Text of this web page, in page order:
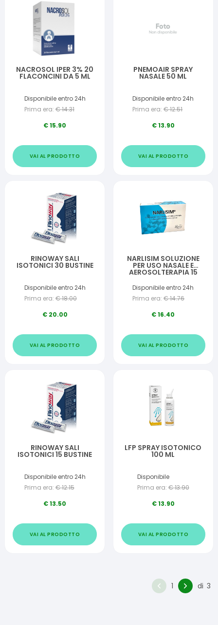
NACROSOL IPER 3% 20
FLACONCINI DA 5 ML
Disponibile entro 24h
Prima era: €14.31
€15.90
VAI AL PRODOTTO
PNEMOAIR SPRAY
NASALE 50 ML
Disponibile entro 24h
Prima era: €12.51
€13.90
VAI AL PRODOTTO
RINOWAY SALI
ISOTONICI 30 BUSTINE
Disponibile entro 24h
Prima era: €18.00
€ 20.00
VAI AL PRODOTTO
NARLISIM SOLUZIONE
PER USO NASALE E
AEROSOLTERAPIA 15
RICHIUDIBILI DA 2,5 ML
L'UNO
Disponibile entro 24h
Prima era: €14.76
€16.40
VAI AL PRODOTTO
RINOWAY SALI
ISOTONICI 15 BUSTINE
Disponibile entro 24h
Prima era: €12.15
€13.50
VAI AL PRODOTTO
LFP SPRAY ISOTONICO
100 ML
Disponibile
Prima era: €13.90
€13.90
VAI AL PRODOTTO
1 di 3